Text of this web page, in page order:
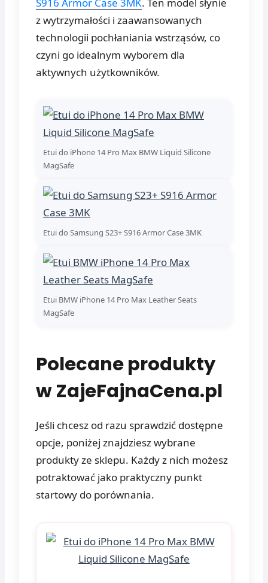
S916 Armor Case 3MK. Ten model słynie
z wytrzymałości i zaawansowanych
technologii pochłaniania wstrząsów, co
czyni go idealnym wyborem dla
aktywnych użytkowników.
Etui do iPhone 14 Pro Max BMW Liquid Silicone
MagSafe
Etui do Samsung S23+ S916 Armor Case 3MK
Etui BMW iPhone 14 Pro Max Leather Seats
MagSafe
Polecane produkty
w ZajeFajnaCena.pl
Jeśli chcesz od razu sprawdzić dostępne
opcje, poniżej znajdziesz wybrane
produkty ze sklepu. Każdy z nich możesz
potraktować jako praktyczny punkt
startowy do porównania.